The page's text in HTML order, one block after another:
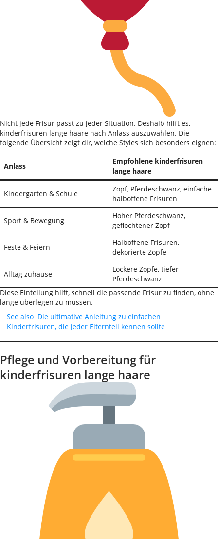
Nicht jede Frisur passt zu jeder Situation. Deshalb hilft es,
kinderfrisuren lange haare nach Anlass auszuwählen. Die
folgende Übersicht zeigt dir, welche Styles sich besonders eignen:
Anlass
Empfohlene kinderfrisuren
lange haare
Kindergarten & Schule
Zopf, Pferdeschwanz, einfache
halboffene Frisuren
Sport & Bewegung
Hoher Pferdeschwanz,
geflochtener Zopf
Feste & Feiern
Halboffene Frisuren,
dekorierte Zöpfe
Alltag zuhause
Lockere Zöpfe, tiefer
Pferdeschwanz
Diese Einteilung hilft, schnell die passende Frisur zu finden, ohne
lange überlegen zu müssen.
See also Die ultimative Anleitung zu einfachen
Kinderfrisuren, die jeder Elternteil kennen sollte
Pflege und Vorbereitung für
kinderfrisuren lange haare